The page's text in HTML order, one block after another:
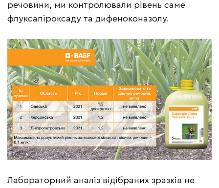
речовини, ми контролювали рівень саме
флуксапіроксаду та дифеноконазолу.
Лабораторний аналіз відібраних зразків не